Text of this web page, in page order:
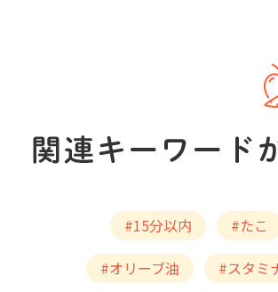
#15分以内 #たこ
#オリーブ油
#スタミ